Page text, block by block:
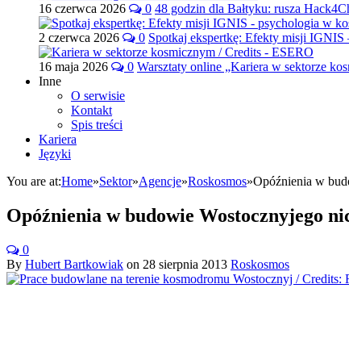
16 czerwca 2026 0 48 godzin dla Bałtyku: rusza
2 czerwca 2026 0 Spotkaj ekspertkę: Efekty misji IGNIS
16 maja 2026 0 Warsztaty online „Kariera w sektorze
Inne
O serwisie
Kontakt
Spis treści
Kariera
Języki
You are at:Home»Sektor»Agencje»Roskosmos»Opóźnienia w
Opóźnienia w budowie Wostocznyjego
0
By Hubert Bartkowiak on 28 sierpnia 2013 Roskosmos